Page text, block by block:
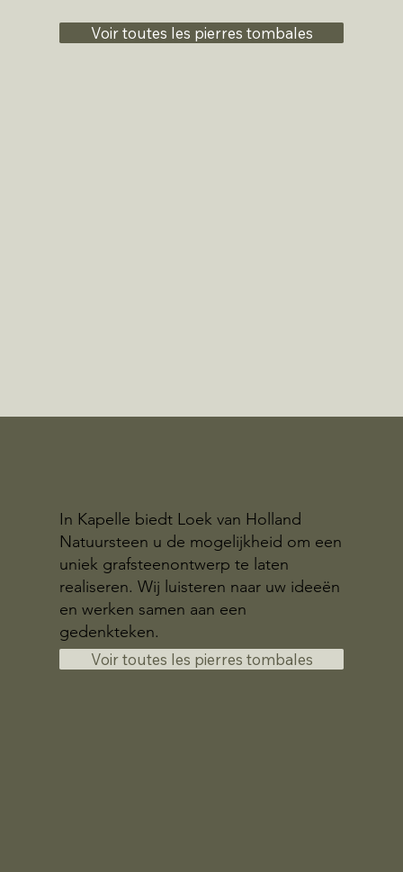
Voir toutes les pierres tombales
In Kapelle biedt Loek van Holland
Natuursteen u de mogelijkheid om een
uniek grafsteenontwerp te laten
realiseren. Wij luisteren naar uw ideeën
en werken samen aan een
gedenkteken.
Voir toutes les pierres tombales